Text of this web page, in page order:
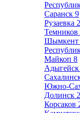
Саранск 9
Рузаевка 2
Темников
Шымкент
Майкоп 8
Адыгейск
Южно-
Долинск 2
Корсаков